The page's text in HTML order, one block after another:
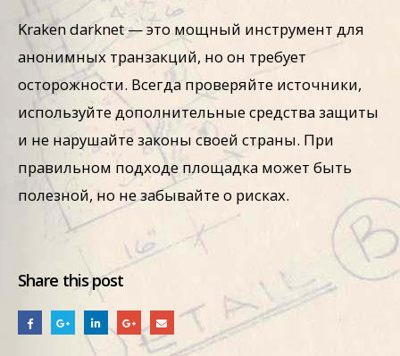
Kraken darknet — это мощный инструмент для
анонимных транзакций, но он требует
осторожности. Всегда проверяйте источники,
используйте дополнительные средства защиты
и не нарушайте законы своей страны. При
правильном подходе площадка может быть
полезной, но не забывайте о рисках.
Share this post